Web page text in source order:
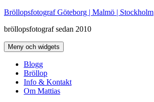
Hoppa
innehåll
Bröllopsfotograf Göteborg | Malmö | Stockholm
bröllopsfotograf sedan 2010
Meny och widgets
Blogg
Bröllop
Info & Kontakt
Om Mattias